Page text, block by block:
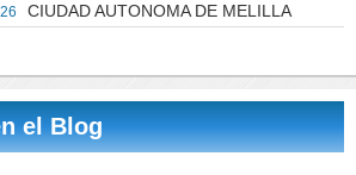
CIUDAD AUTONOMA DE MELILLA
el Blog